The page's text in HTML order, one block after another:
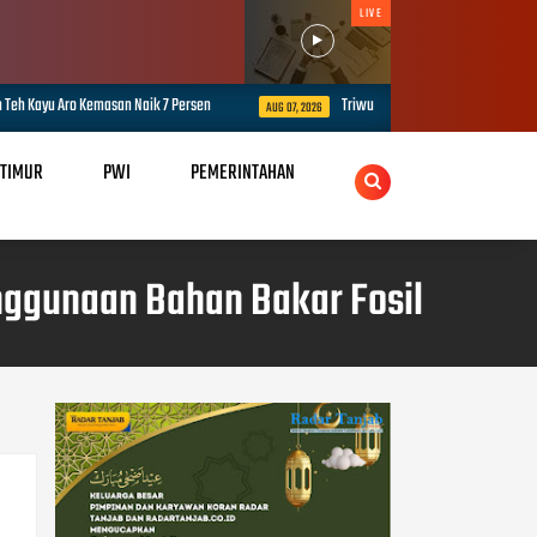
LIVE
7 Persen AUG 07, 2026 Triwulan II 2026, Ombudsman Jambi Peringkat 3 Nasional
PWI PEMERINTAHAN
Bahan Bakar Fosil